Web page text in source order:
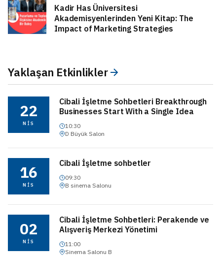
Kadir Has Üniversitesi
Akademisyenlerinden Yeni Kitap: The
Impact of Marketing Strategies
Yaklaşan Etkinlikler
22
NİS
Cibali İşletme Sohbetleri Breakthrough
Businesses Start With a Single Idea
10:30
D Büyük Salon
16
NİS
Cibali İşletme sohbetler
09:30
B sinema Salonu
02
NİS
Cibali İşletme Sohbetleri: Perakende ve
Alışveriş Merkezi Yönetimi
11:00
Sinema Salonu B